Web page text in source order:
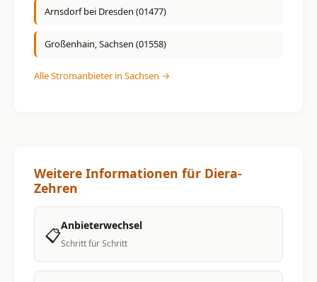
Arnsdorf bei Dresden (01477)
Großenhain, Sachsen (01558)
Alle Stromanbieter in Sachsen →
Weitere Informationen für Diera-
Zehren
📋Anbieterwechsel
Schritt für Schritt